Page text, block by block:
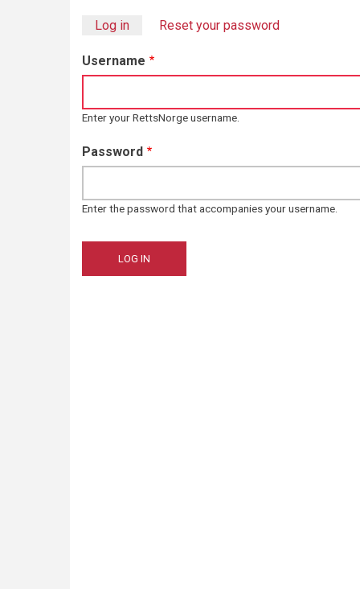
tabs
Log in (active tab)
Reset your password
Username
Enter your RettsNorge username.
Password
Enter the password that accompanies your username.